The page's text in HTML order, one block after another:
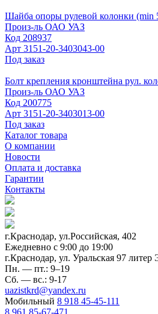
Шайба опоры рулевой колонки (min
Произ-ль ОАО УАЗ
Код 208937
Арт 3151-20-3403043-00
Под заказ
Болт крепления кронштейна рул.
Произ-ль ОАО УАЗ
Код 200775
Арт 3151-20-3403013-00
Под заказ
Каталог товара
О компании
Новости
Оплата и доставка
Гарантии
Контакты
г.Краснодар, ул.Российская, 402
Ежедневно c 9:00 до 19:00
г.Краснодар, ул. Уральская 97 литер
Пн. — пт.: 9–19
Сб. — вс.: 9-17
uazistkrd@yandex.ru
Мобильный 8 918 45-45-111
8 961 85-67-471